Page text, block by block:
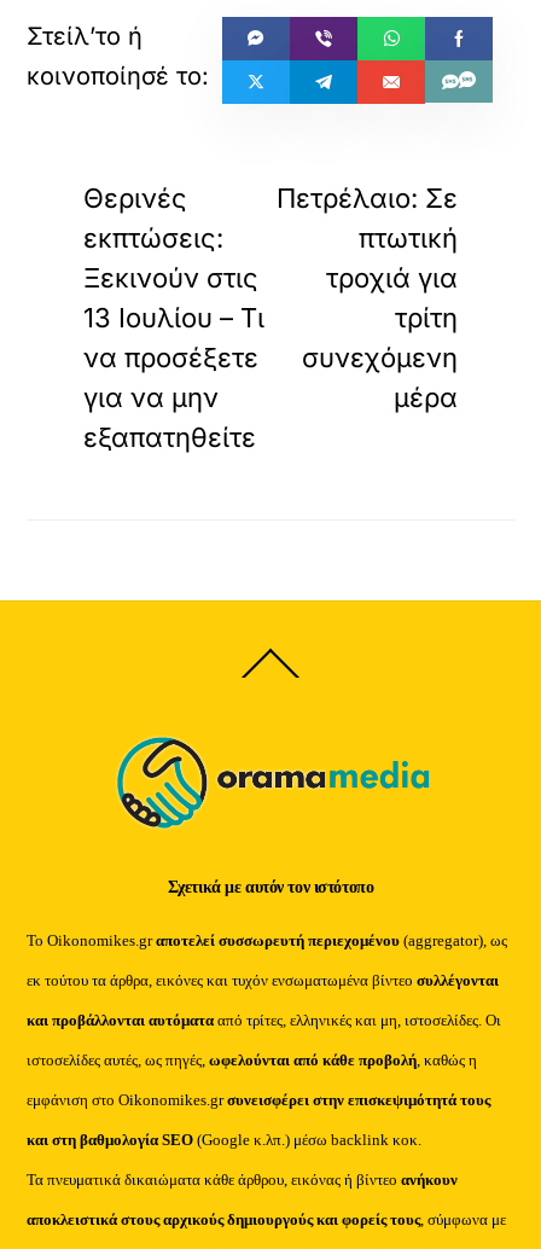
Θερινές
εκπτώσεις:
Ξεκινούν στις
13 Ιουλίου – Τι
να προσέξετε
για να μην
εξαπατηθείτε
Πετρέλαιο: Σε
πτωτική
τροχιά για
τρίτη
συνεχόμενη
μέρα
Back
To
Σχετικά με αυτόν τον ιστότοπο
Το Oikonomikes.grαποτελεί συσσωρευτή περιεχομένου (aggregator), ως
εκ τούτου τα άρθρα, εικόνες και τυχόν ενσωματωμένα βίντεοσυλλέγονται
και προβάλλονται αυτόματααπό τρίτες, ελληνικές και μη, ιστοσελίδες. Οι
ιστοσελίδες αυτές, ως πηγές,ωφελούνται από κάθε προβολή, καθώς η
εμφάνιση στο Oikonomikes.grσυνεισφέρει στην επισκεψιμότητά τους
και στη βαθμολογία SEO (Google κ.λπ.) μέσω backlink κοκ.
Τα πνευματικά δικαιώματα κάθε άρθρου, εικόνας ή βίντεοανήκουν
αποκλειστικά στους αρχικούς δημιουργούς και φορείς τους, σύμφωνα με